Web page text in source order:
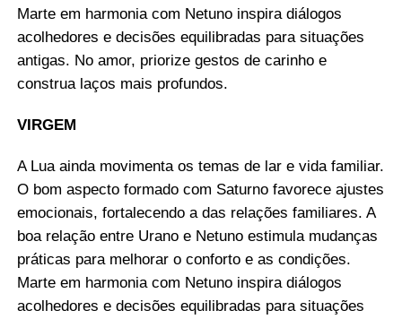
Marte em harmonia com Netuno inspira diálogos
acolhedores e decisões equilibradas para situações
antigas. No amor, priorize gestos de carinho e
construa laços mais profundos.
VIRGEM
A Lua ainda movimenta os temas de lar e vida familiar.
O bom aspecto formado com Saturno favorece ajustes
emocionais, fortalecendo a das relações familiares. A
boa relação entre Urano e Netuno estimula mudanças
práticas para melhorar o conforto e as condições.
Marte em harmonia com Netuno inspira diálogos
acolhedores e decisões equilibradas para situações